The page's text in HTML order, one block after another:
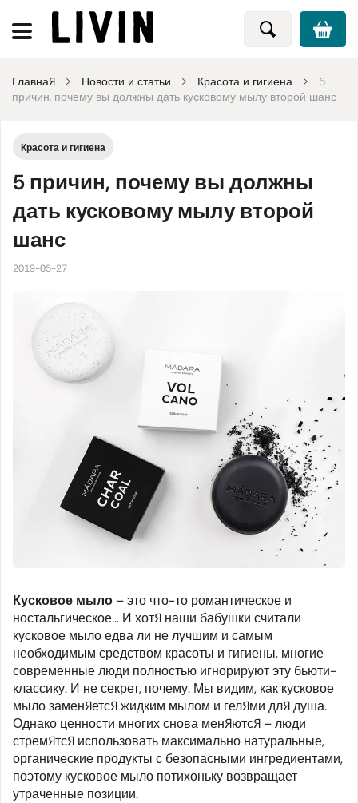
Главная Новости и статьи Красота и гигиена
5
причин, почему вы должны дать кусковому мылу второй шанс
Красота и гигиена
5 причин, почему вы должны
дать кусковому мылу второй
шанс
2019-05-27
Кусковое мыло – это что-то романтическое и
ностальгическое… И хотя наши бабушки считали
кусковое мыло едва ли не лучшим и самым
необходимым средством красоты и гигиены, многие
современные люди полностью игнорируют эту бьюти-
классику. И не секрет, почему. Мы видим, как кусковое
мыло заменяется жидким мылом и гелями для душа.
Однако ценности многих снова меняются – люди
стремятся использовать максимально натуральные,
органические продукты с безопасными ингредиентами,
поэтому кусковое мыло потихоньку возвращает
утраченные позиции.